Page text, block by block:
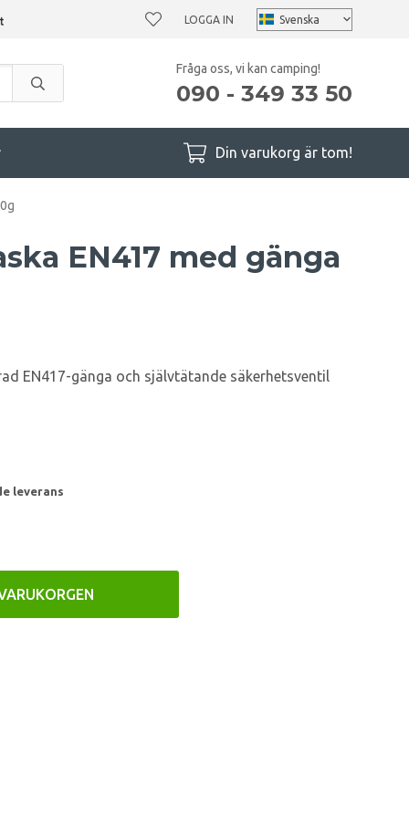
LOGGA IN
Fråga oss, vi kan camping!
090 - 349 33 50
Din varukorg är tom!
EN417 med gänga
EN417-gänga och självtätande säkerhetsventil
leverans